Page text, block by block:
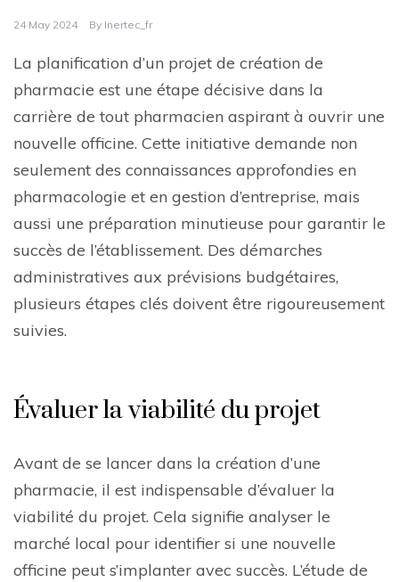
24 May 2024 By Inertec_fr
La planification d’un projet de création de
pharmacie est une étape décisive dans la
carrière de tout pharmacien aspirant à ouvrir une
nouvelle officine. Cette initiative demande non
seulement des connaissances approfondies en
pharmacologie et en gestion d’entreprise, mais
aussi une préparation minutieuse pour garantir le
succès de l’établissement. Des démarches
administratives aux prévisions budgétaires,
plusieurs étapes clés doivent être rigoureusement
suivies.
Évaluer la viabilité du projet
Avant de se lancer dans la création d’une
pharmacie, il est indispensable d’évaluer la
viabilité du projet. Cela signifie analyser le
marché local pour identifier si une nouvelle
officine peut s’implanter avec succès. L’étude de